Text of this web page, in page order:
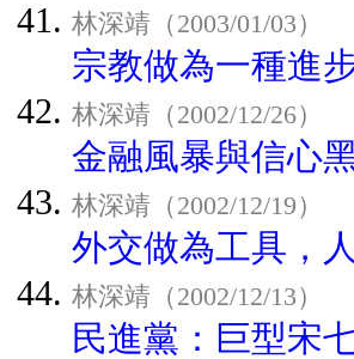
林深靖（2003/01/03）
宗教做為一種進
林深靖（2002/12/26）
金融風暴與信心
林深靖（2002/12/19）
外交做為工具，
林深靖（2002/12/13）
民進黨：巨型宋